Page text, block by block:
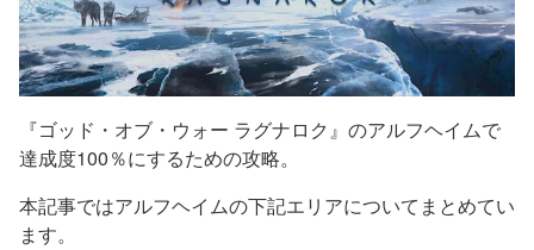
『ゴッド・オブ・ウォー ラグナロク』のアルフヘイムで
達成度100％にするための攻略。
本記事ではアルフヘイムの下記エリアについてまとめてい
ます。